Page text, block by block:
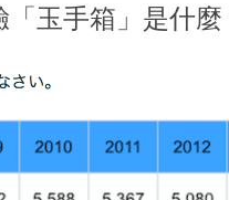
玉手箱」是什